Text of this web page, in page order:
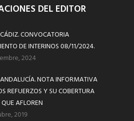
DEL EDITOR
CONVOCATORIA
DE INTERINOS 08/11/2024.
2024
NOTA INFORMATIVA
REFUERZOS Y SU COBERTURA
AFLOREN
2019